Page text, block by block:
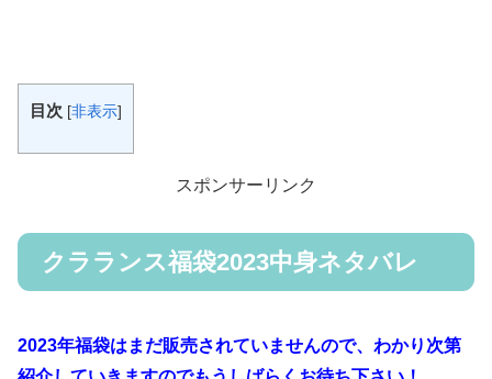
目次 [非表示]
スポンサーリンク
クラランス福袋2023中身ネタバレ
2023年福袋はまだ販売されていませんので、わかり次第